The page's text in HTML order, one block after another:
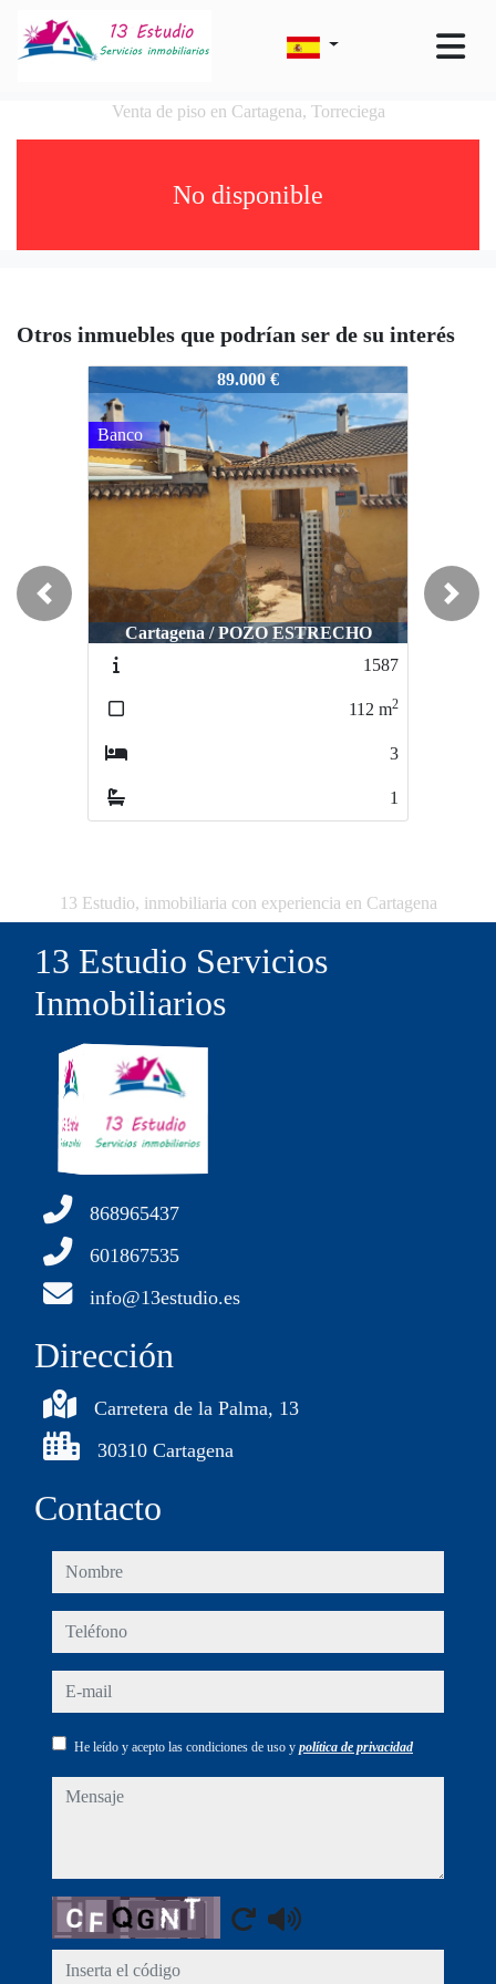
Venta de piso en Cartagena, Torreciega
No disponible
Otros inmuebles que podrían ser de su interés
1781
89.000 €
Cartagena / POZO ESTRECHO
Banco
1587
112 m2
3
1
Previous Next
13 Estudio, inmobiliaria con experiencia en Cartagena
13 Estudio Servicios
Inmobiliarios
868965437
601867535
info@13estudio.es
Dirección
Carretera de la Palma, 13
30310 Cartagena
Contacto
nombre
teléfono
e-mail
He leído y acepto las condiciones de uso y política de privacidad
mensaje
Captcha